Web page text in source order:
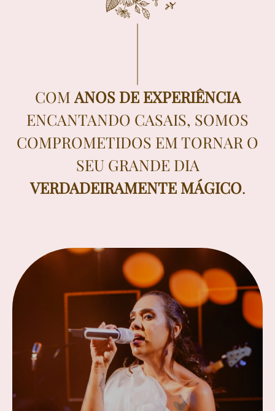
COM ANOS DE EXPERIÊNCIA
ENCANTANDO CASAIS, SOMOS
COMPROMETIDOS EM TORNAR O
SEU GRANDE DIA
VERDADEIRAMENTE MÁGICO.